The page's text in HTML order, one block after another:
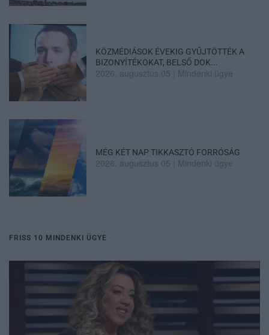
KÖZMÉDIÁSOK ÉVEKIG GYŰJTÖTTÉK A
BIZONYÍTÉKOKAT, BELSŐ DOK...
2026. augusztus 05 Mindenki ügye
MÉG KÉT NAP TIKKASZTÓ FORRÓSÁG
2026. augusztus 05 Mindenki ügye
FRISS 10 MINDENKI ÜGYE